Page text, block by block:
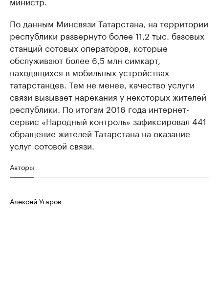
По данным Минсвязи Татарстана, на территории
республики развернуто более 11,2 тыс. базовых
станций сотовых операторов, которые
обслуживают более 6,5 млн симкарт,
находящихся в мобильных устройствах
татарстанцев. Тем не менее, качество услуги
связи вызывает нарекания у некоторых жителей
республики. По итогам 2016 года интернет-
сервис «Народный контроль» зафиксировал 441
обращение жителей Татарстана на оказание
услуг сотовой связи.
Авторы
Алексей Угаров